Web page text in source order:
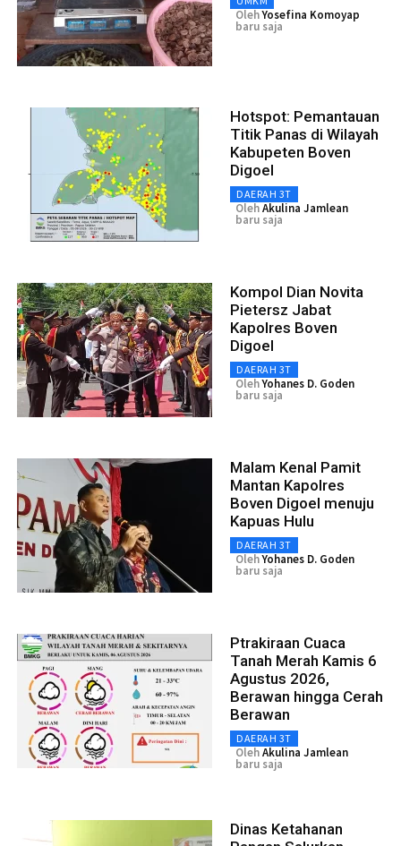
OlehYosefina Komoyap
baru saja
Hotspot: Pemantauan
Titik Panas di Wilayah
Kabupeten Boven
Digoel
DAERAH 3T
OlehAkulina Jamlean
baru saja
Kompol Dian Novita
Pietersz Jabat
Kapolres Boven
Digoel
DAERAH 3T
OlehYohanes D. Goden
baru saja
Malam Kenal Pamit
Mantan Kapolres
Boven Digoel menuju
Kapuas Hulu
DAERAH 3T
OlehYohanes D. Goden
baru saja
Ptrakiraan Cuaca
Tanah Merah Kamis 6
Agustus 2026,
Berawan hingga Cerah
Berawan
DAERAH 3T
OlehAkulina Jamlean
baru saja
Dinas Ketahanan